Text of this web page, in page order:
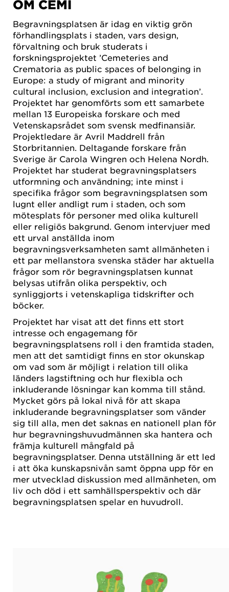
OM CEMI
Begravningsplatsen är idag en viktig grön
förhandlingsplats i staden, vars design,
förvaltning och bruk studerats i
forskningsprojektet ’Cemeteries and
Crematoria as public spaces of belonging in
Europe: a study of migrant and minority
cultural inclusion, exclusion and integration’.
Projektet har genomförts som ett samarbete
mellan 13 Europeiska forskare och med
Vetenskapsrådet som svensk medfinansiär.
Projektledare är Avril Maddrell från
Storbritannien. Deltagande forskare från
Sverige är Carola Wingren och Helena Nordh.
Projektet har studerat begravningsplatsers
utformning och användning; inte minst i
specifika frågor som begravningsplatsen som
lugnt eller andligt rum i staden, och som
mötesplats för personer med olika kulturell
eller religiös bakgrund. Genom intervjuer med
ett urval anställda inom
begravningsverksamheten samt allmänheten i
ett par mellanstora svenska städer har aktuella
frågor som rör begravningsplatsen kunnat
belysas utifrån olika perspektiv, och
synliggjorts i vetenskapliga tidskrifter och
böcker.
Projektet har visat att det finns ett stort
intresse och engagemang för
begravningsplatsens roll i den framtida staden,
men att det samtidigt finns en stor okunskap
om vad som är möjligt i relation till olika
länders lagstiftning och hur flexibla och
inkluderande lösningar kan komma till stånd.
Mycket görs på lokal nivå för att skapa
inkluderande begravningsplatser som vänder
sig till alla, men det saknas en nationell plan för
hur begravningshuvudmännen ska hantera och
främja kulturell mångfald på
begravningsplatser. Denna utställning är ett led
i att öka kunskapsnivån samt öppna upp för en
mer utvecklad diskussion med allmänheten, om
liv och död i ett samhällsperspektiv och där
begravningsplatsen spelar en huvudroll.